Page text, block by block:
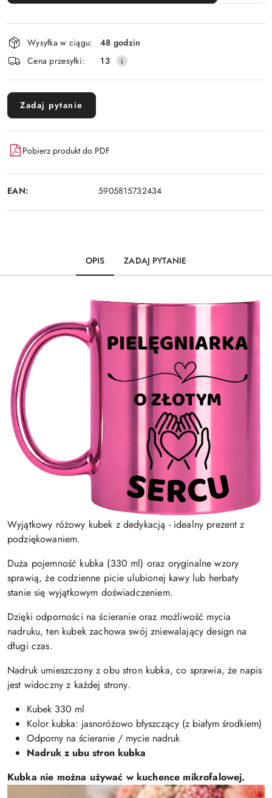
Dostępność
i
dostawa
Wysyłka w ciągu:
48 godzin
Cena przesyłki:
13
Zadaj pytanie
Pobierz produkt do PDF
EAN: 5905815732434
OPIS ZADAJ PYTANIE
Wyjątkowy różowy kubek z dedykacją - idealny prezent z
podziękowaniem.
Duża pojemność kubka (330 ml) oraz oryginalne wzory
sprawią, że codzienne picie ulubionej kawy lub herbaty
stanie się wyjątkowym doświadczeniem.
Dzięki odporności na ścieranie oraz możliwość mycia
nadruku, ten kubek zachowa swój zniewalający design na
długi czas.
Nadruk umieszczony z obu stron kubka, co sprawia, że napis
jest widoczny z każdej strony.
Kubek 330 ml
Kolor kubka: jasnoróżowo błyszczący (z białym środkiem)
Odporny na ścieranie / mycie nadruk
Nadruk z ubu stron kubka
Kubka nie można używać w kuchence mikrofalowej.